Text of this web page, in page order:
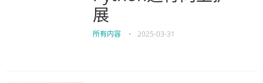
展
所有内容 • 2025-03-31